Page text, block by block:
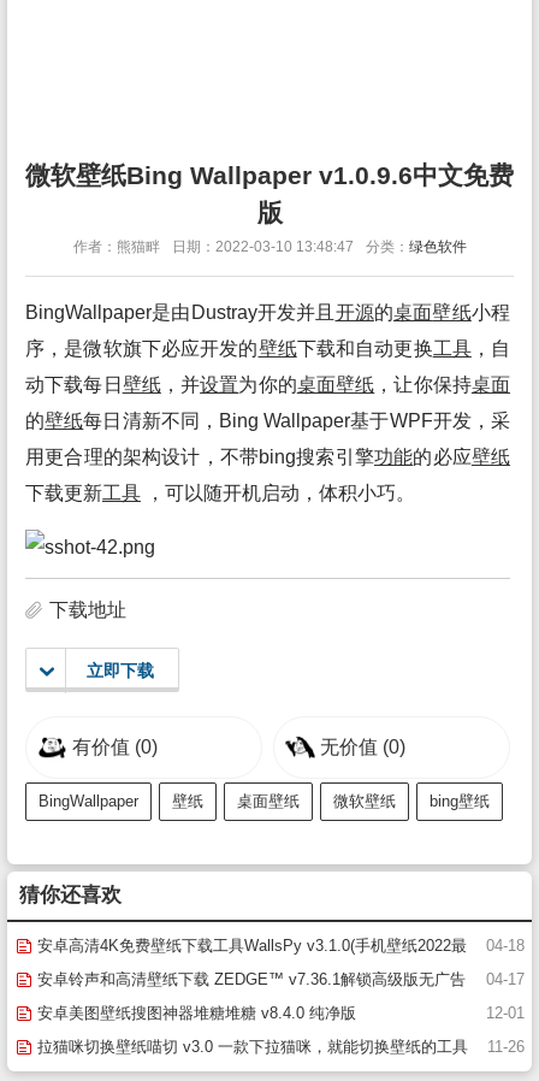
微软壁纸Bing Wallpaper v1.0.9.6中文免费
版
作者：熊猫畔 日期：2022-03-10 13:48:47 分类： 绿色软件
BingWallpaper是由Dustray开发并且 开源的桌面壁纸小程
序，是微软旗下必应开发的壁纸下载和自动更换工具，自
动下载每日 壁纸，并设置为你的桌面壁纸 ，让你保持桌面
的壁纸每日清新不同，Bing Wallpaper基于WPF开发，采
用更合理的架构设计，不带bing搜索引擎功能的必应壁纸
下载更新工具 ，可以随开机启动，体积小巧。
下载地址
立即下载
有价值 (0) 无价值 (0)
BingWallpaper 壁纸 桌面壁纸 微软壁纸 bing壁纸
猜你还喜欢
04-18
安卓高清4K免费壁纸下载工具WallsPy v3.1.0(手机壁纸2022最
新壁纸高清)
04-17
安卓铃声和高清壁纸下载 ZEDGE™ v7.36.1解锁高级版无广告
12-01
安卓美图壁纸搜图神器堆糖堆糖 v8.4.0 纯净版
11-26
拉猫咪切换壁纸喵切 v3.0 一款下拉猫咪，就能切换壁纸的工具